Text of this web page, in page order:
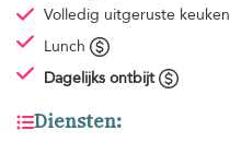
Volledig uitgeruste keuken
Lunch
Dagelijks ontbijt
Diensten: